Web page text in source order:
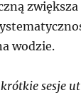
zwiększa
wodzie.
sesje